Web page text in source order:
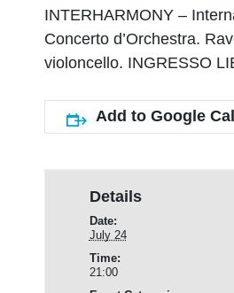
INTERHARMONY –
Concerto d’Orchestra.
violoncello. INGRESSO
Add to Google
Details
Date:
July 24
Time:
21:00